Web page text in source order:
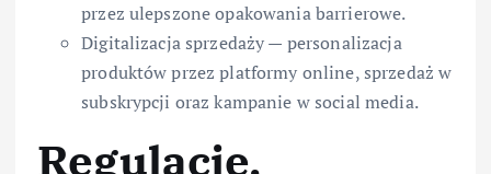
przez ulepszone opakowania barrierowe.
Digitalizacja sprzedaży — personalizacja
produktów przez platformy online, sprzedaż w
subskrypcji oraz kampanie w social media.
Regulacje,